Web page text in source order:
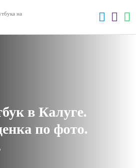
на
в Калуге.
по фото.